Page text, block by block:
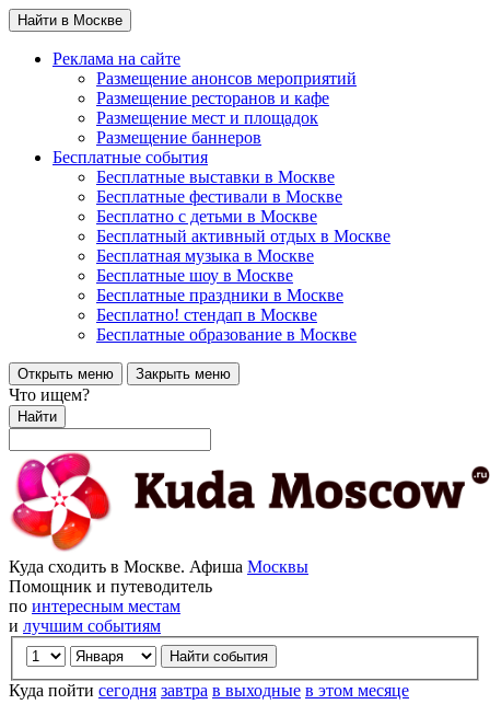
Найти в Москве
Реклама на сайте
Размещение анонсов мероприятий
Размещение ресторанов и кафе
Размещение мест и площадок
Размещение баннеров
Бесплатные события
Бесплатные выставки в Москве
Бесплатные фестивали в Москве
Бесплатно с детьми в Москве
Бесплатный активный отдых в Москве
Бесплатная музыка в Москве
Бесплатные шоу в Москве
Бесплатные праздники в Москве
Бесплатно! стендап в Москве
Бесплатные образование в Москве
Открыть меню Закрыть меню
Что ищем?
Найти
Куда сходить в Москве. Афиша Москвы
Помощник и путеводитель
по интересным местам
и лучшим событиям
Куда пойти сегодня завтра в выходные в этом месяце